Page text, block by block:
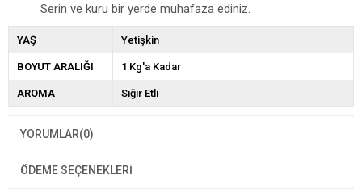
Serin ve kuru bir yerde muhafaza ediniz.
YAŞ Yetişkin
BOYUT ARALIĞI 1 Kg'a Kadar
AROMA Sığır Etli
YORUMLAR(0)
ÖDEME SEÇENEKLERI